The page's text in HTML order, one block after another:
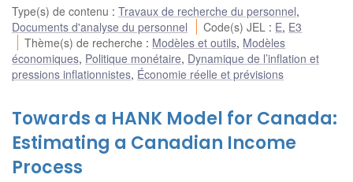
Type(s) de contenu : Travaux de recherche du personnel,
Documents d'analyse du personnel
Code(s) JEL : E, E3
Thème(s) de recherche : Modèles et outils, Modèles
économiques, Politique monétaire, Dynamique de l’inflation et
pressions inflationnistes, Économie réelle et prévisions
Towards a HANK Model for Canada:
Estimating a Canadian Income
Process